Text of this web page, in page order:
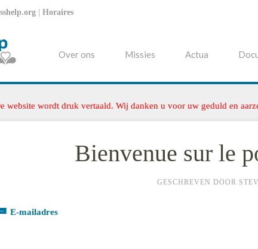
Horaires
Over ons Missies Actua
website wordt druk vertaald. Wij danken u voor uw geduld en
Bienvenue sur le
GESCHREVEN DOOR
E-mailadres